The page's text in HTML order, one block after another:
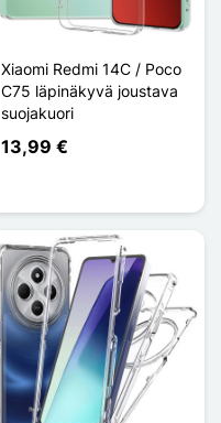
Xiaomi Redmi 14C / Poco
C75 läpinäkyvä joustava
suojakuori
13,99 €